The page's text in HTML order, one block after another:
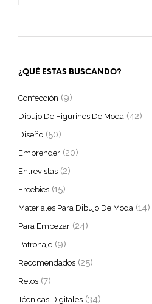
¿QUÉ ESTAS BUSCANDO?
Confección (9)
Dibujo De Figurines De Moda (42)
Diseño (50)
Emprender (20)
Entrevistas (2)
Freebies (15)
Materiales Para Dibujo De Moda (14)
Para Empezar (24)
Patronaje (9)
Recomendados (25)
Retos (7)
Técnicas Digitales (34)